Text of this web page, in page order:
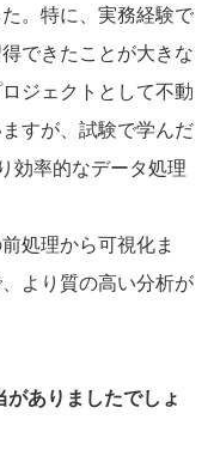
。特に、実務経験で
できたことが大きな
ジェクトとして不動
すが、試験で学んだ
効率的なデータ処理
処理から可視化ま
より質の高い分析が
ありましたでしょ